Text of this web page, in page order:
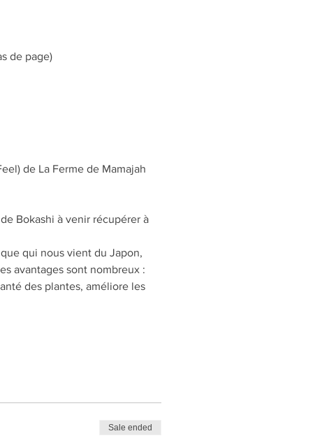
de page)
de La Ferme de Mamajah
Bokashi à venir récupérer à
qui nous vient du Japon,
avantages sont nombreux :
des plantes, améliore les
Sale ended